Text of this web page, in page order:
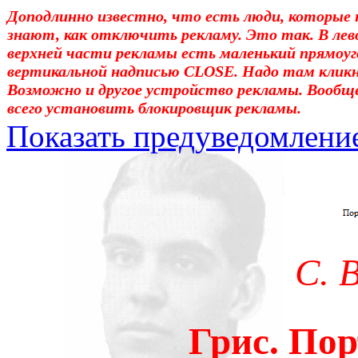
Доподлинно известно, что есть люди, которые
знают, как отключить рекламу. Это так. В
верхней части рекламы есть маленький
вертикальной надписью CLOSE. Надо там
Возможно и другое устройство рекламы.
всего установить блокировщик рекламы.
Показать
Уважаемые! Умоляю: не
отошли от суеты. – Перед
трудным чтением. И ещё:
достаточно, чтоб
медленно перечитать,
что не понятно.Прошу
С.
Грис.